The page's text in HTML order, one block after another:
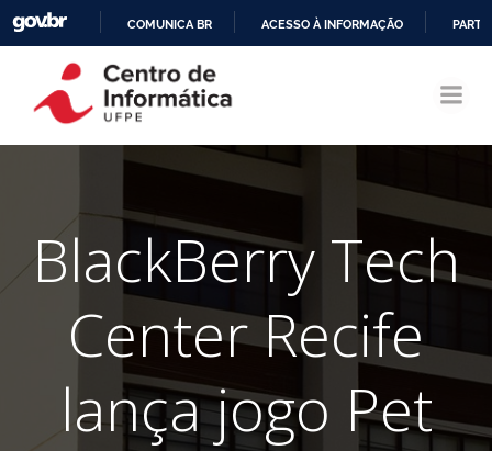
CONTEÚDO
COMUNICA BR ACESSO À INFORMAÇÃO
BlackBerry Tech
Center Recife
lança jogo Pet